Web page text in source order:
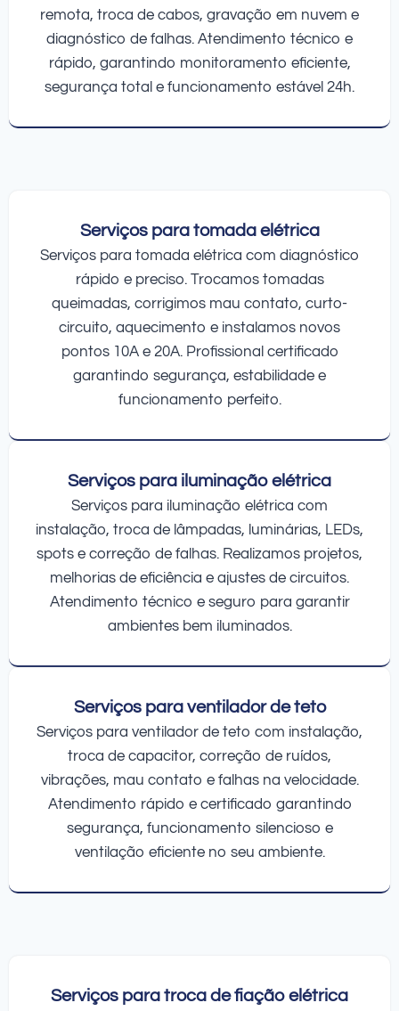
remota, troca de cabos, gravação em nuvem e
diagnóstico de falhas. Atendimento técnico e
rápido, garantindo monitoramento eficiente,
segurança total e funcionamento estável 24h.
Serviços para tomada elétrica
Serviços para tomada elétrica com diagnóstico
rápido e preciso. Trocamos tomadas
queimadas, corrigimos mau contato, curto-
circuito, aquecimento e instalamos novos
pontos 10A e 20A. Profissional certificado
garantindo segurança, estabilidade e
funcionamento perfeito.
Serviços para iluminação elétrica
Serviços para iluminação elétrica com
instalação, troca de lâmpadas, luminárias, LEDs,
spots e correção de falhas. Realizamos projetos,
melhorias de eficiência e ajustes de circuitos.
Atendimento técnico e seguro para garantir
ambientes bem iluminados.
Serviços para ventilador de teto
Serviços para ventilador de teto com instalação,
troca de capacitor, correção de ruídos,
vibrações, mau contato e falhas na velocidade.
Atendimento rápido e certificado garantindo
segurança, funcionamento silencioso e
ventilação eficiente no seu ambiente.
Serviços para troca de fiação elétrica